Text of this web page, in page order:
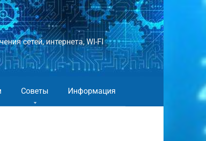
сетей, интернета, WI-FI
Советы Информация